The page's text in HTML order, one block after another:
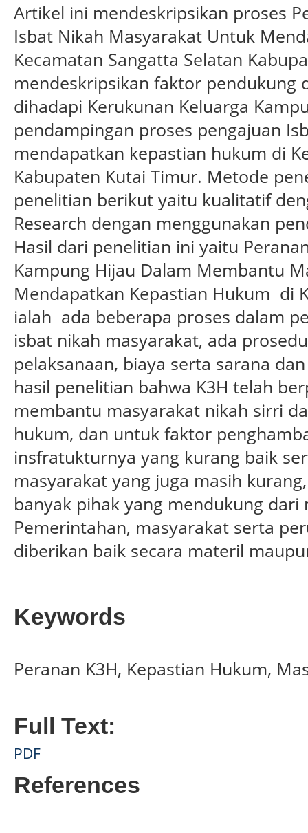
Artikel ini mendeskripsikan proses
Isbat Nikah Masyarakat Untuk
Kecamatan Sangatta Selatan
mendeskripsikan faktor pendukung
dihadapi Kerukunan Keluarga
pendampingan proses pengajuan
mendapatkan kepastian hukum di
Kabupaten Kutai Timur. Metode
penelitian berikut yaitu kualitatif
Research dengan menggunakan
Hasil dari penelitian ini yaitu
Kampung Hijau Dalam Membantu
Mendapatkan Kepastian Hukum di
ialah ada beberapa proses dalam
isbat nikah masyarakat, ada
pelaksanaan, biaya serta sarana
hasil penelitian bahwa K3H telah
membantu masyarakat nikah sirri
hukum, dan untuk faktor
insfratukturnya yang kurang baik
masyarakat yang juga masih
banyak pihak yang mendukung dari
Pemerintahan, masyarakat serta
diberikan baik secara materil
Keywords
Peranan K3H, Kepastian Hukum,
Full Text:
PDF
References